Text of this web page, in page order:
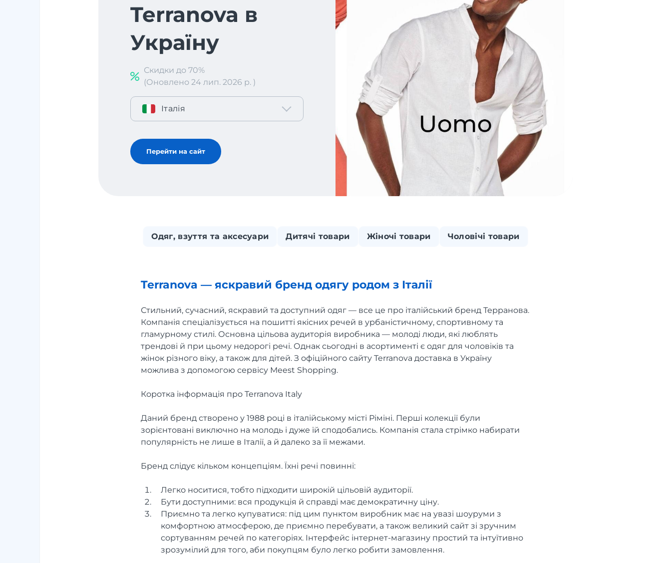
Terranova в
Україну
Скидки до 70%
(Оновлено 24 лип. 2026 р. )
Італія
Перейти на сайт
Одяг, взуття та аксесуари Дитячі товари Жіночі товари Чоловічі товари
Terranova — яскравий бренд одягу родом з Італії
Стильний, сучасний, яскравий та доступний одяг — все це про італійський бренд Терранова.
Компанія спеціалізується на пошитті якісних речей в урбаністичному, спортивному та
гламурному стилі. Основна цільова аудиторія виробника — молоді люди, які люблять
трендові й при цьому недорогі речі. Однак сьогодні в асортименті є одяг для чоловіків та
жінок різного віку, а також для дітей. З офіційного сайту Terranova доставка в Україну
можлива з допомогою сервісу Meest Shopping.
Коротка інформація про Terranova Italy
Даний бренд створено у 1988 році в італійському місті Ріміні. Перші колекції були
зорієнтовані виключно на молодь і дуже їй сподобались. Компанія стала стрімко набирати
популярність не лише в Італії, а й далеко за її межами.
Бренд слідує кільком концепціям. Їхні речі повинні:
Легко носитися, тобто підходити широкій цільовій аудиторії.
Бути доступними: вся продукція й справді має демократичну ціну.
Приємно та легко купуватися: під цим пунктом виробник має на увазі шоуруми з
комфортною атмосферою, де приємно перебувати, а також великий сайт зі зручним
сортуванням речей по категоріях. Інтерфейс інтернет-магазину простий та інтуїтивно
зрозумілий для того, аби покупцям було легко робити замовлення.